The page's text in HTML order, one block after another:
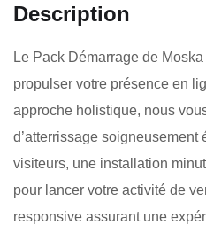
Description
Le Pack Démarrage de
propulser votre présence en
approche holistique, nous
d’atterrissage
visiteurs, une installation
pour lancer votre activité de
responsive assurant une